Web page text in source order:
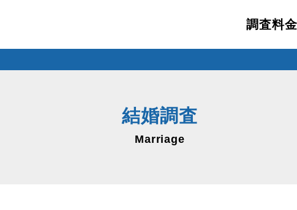
調査料金
結婚調査
Marriage